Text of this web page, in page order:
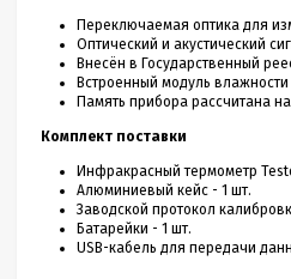
Купить в 1 клик
в наличии
Переключаемая оптика для
Оптический и акустический
Внесён в Государственный
Встроенный модуль
Память прибора рассчитана
Комплект поставки
Инфракрасный термометр
Алюминиевый кейс - 1 шт.
Заводской протокол
Батарейки - 1 шт.
USB-кабель для передачи